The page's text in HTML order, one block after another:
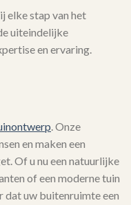
elke stap van het
uiteindelijke
en ervaring.
. Onze
en maken een
Of u nu een natuurlijke
of een moderne tuin
dat uw buitenruimte een